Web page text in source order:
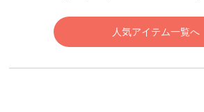
人気アイテム一覧へ